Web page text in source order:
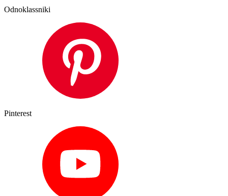
Odnoklassniki
Pinterest